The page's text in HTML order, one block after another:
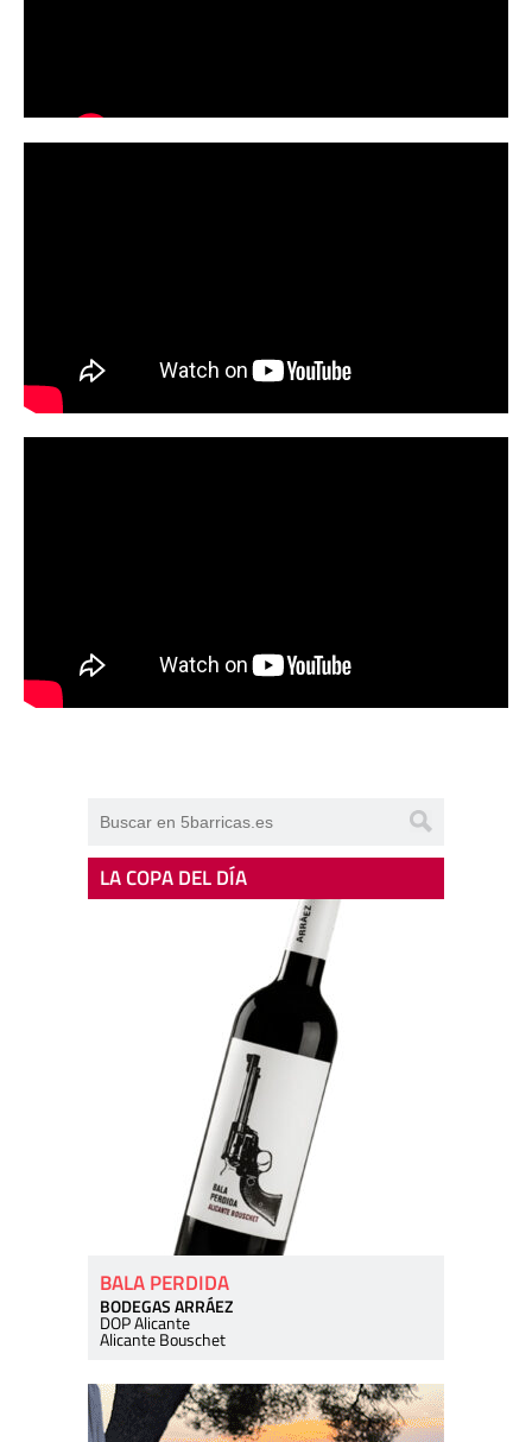
LA COPA DEL DÍA
BALA PERDIDA
BODEGAS ARRÁEZ
DOP Alicante
Alicante Bouschet